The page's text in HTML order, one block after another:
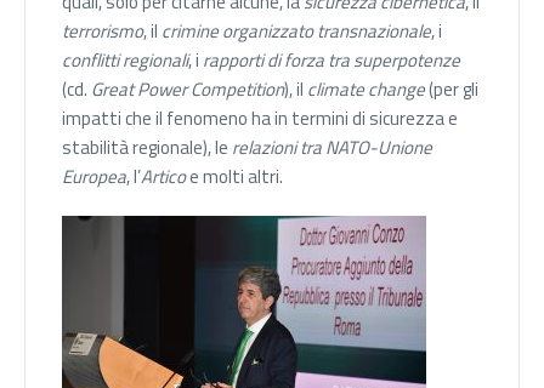
terrorismo, il crimine organizzato transnazionale, i
conflitti regionali, i rapporti di forza tra superpotenze
(cd. Great Power Competition), il climate change(per gli
impatti che il fenomeno ha in termini di sicurezza e
stabilità regionale), le relazioni tra NATO-Unione
Europea, l’Articoe molti altri.